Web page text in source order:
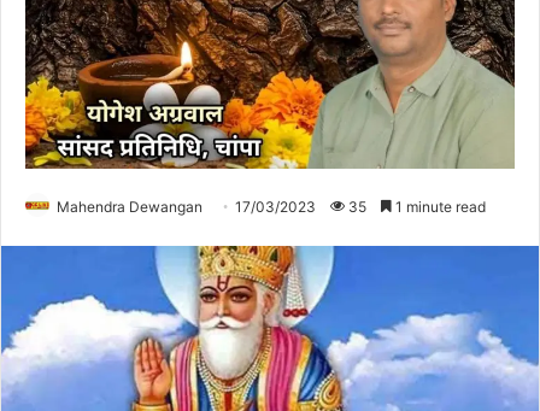
Mahendra Dewangan 17/03/2023 35 1 minute read